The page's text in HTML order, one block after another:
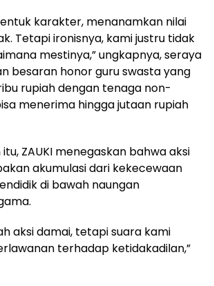
karakter, menanamkan nilai
Tetapi ironisnya, kami justru tidak
mestinya,” ungkapnya, seraya
besaran honor guru swasta yang
rupiah dengan tenaga non-
menerima hingga jutaan rupiah
ZAUKI menegaskan bahwa aksi
akumulasi dari kekecewaan
di bawah naungan
aksi damai, tetapi suara kami
terhadap ketidakadilan,”